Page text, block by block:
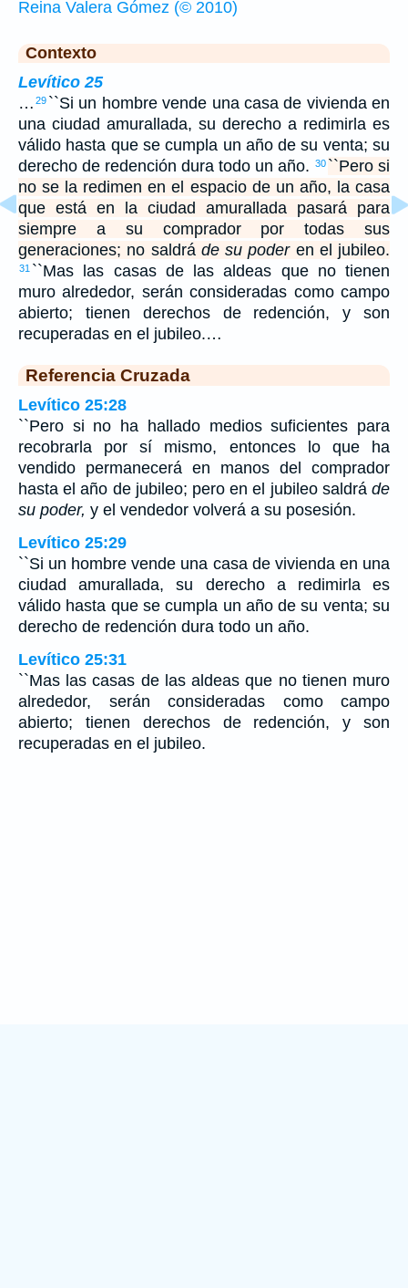
Reina Valera Gómez (© 2010)
Contexto
Levítico 25
… 29 ``Si un hombre vende una casa de vivienda en
una ciudad amurallada, su derecho a redimirla es
válido hasta que se cumpla un año de su venta; su
derecho de redención dura todo un año. 30 ``Pero si
no se la redimen en el espacio de un año, la casa
que está en la ciudad amurallada pasará para
siempre a su comprador por todas sus
generaciones; no saldrá de su poderen el jubileo.
31 ``Mas las casas de las aldeas que no tienen
muro alrededor, serán consideradas como campo
abierto; tienen derechos de redención, y son
recuperadas en el jubileo.…
Referencia Cruzada
Levítico 25:28
``Pero si no ha hallado medios suficientes para
recobrarla por sí mismo, entonces lo que ha
vendido permanecerá en manos del comprador
hasta el año de jubileo; pero en el jubileo saldrá de
su poder, y el vendedor volverá a su posesión.
Levítico 25:29
``Si un hombre vende una casa de vivienda en una
ciudad amurallada, su derecho a redimirla es
válido hasta que se cumpla un año de su venta; su
derecho de redención dura todo un año.
Levítico 25:31
``Mas las casas de las aldeas que no tienen muro
alrededor, serán consideradas como campo
abierto; tienen derechos de redención, y son
recuperadas en el jubileo.